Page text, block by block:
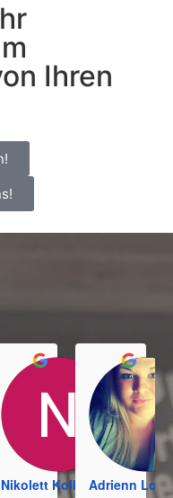
Ihren
Nikolett KolbachAdrienn